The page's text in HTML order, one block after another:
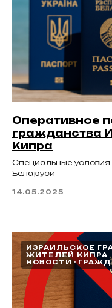
Оперативное
гражданства
Кипра
Специальные
Беларуси
14.05.2025
ИЗРАИЛЬСКОЕ
ЖИТЕЛЕЙ КИПРА
НОВОСТИ